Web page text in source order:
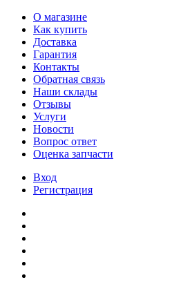
О магазине
Как купить
Доставка
Гарантия
Контакты
Обратная связь
Наши склады
Отзывы
Услуги
Новости
Вопрос ответ
Оценка запчасти
Вход
Регистрация